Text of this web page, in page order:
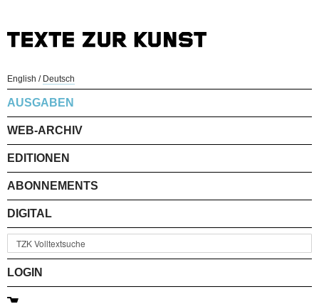
English / Deutsch
AUSGABEN
WEB-ARCHIV
EDITIONEN
ABONNEMENTS
DIGITAL
LOGIN